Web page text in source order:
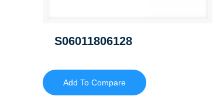
S06011806128
Add To Compare